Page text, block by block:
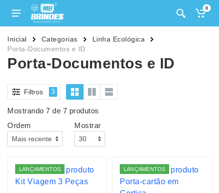
0
Inicial Categorias
Linha Ecológica
Porta-Documentos e ID
Porta-Documentos e ID
Filtros 3
Mostrando 7 de 7 produtos
Ordem
Mostrar
LANÇAMENTOS LANÇAMENTOS